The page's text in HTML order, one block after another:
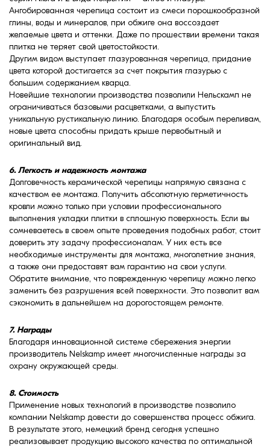
Ангобированная черепица состоит из смеси порошкообразной
глины, воды и минералов, при обжиге она воссоздает
желаемые цвета и оттенки. Даже по прошествии времени такая
плитка не теряет свой цветостойкости.
Другим видом выступает глазурованная черепица, придание
цвета которой достигается за счет покрытия глазурью с
большим содержанием кварца.
Новейшие технологии производства позволили Нельскамп не
ограничиваться базовыми расцветками, а выпустить
уникальную рустикальную линию. Благодаря особым переливам,
новые цвета способны придать крыше первобытный и
оригинальный вид.
6. Легкость и надежность монтажа
Долговечность керамической черепицы напрямую связана с
качеством ее монтажа. Получить абсолютную герметичность
кровли можно только при условии профессионального
выполнения укладки плитки в сплошную поверхность. Если вы
сомневаетесь в своем опыте проведения подобных работ, стоит
доверить эту задачу профессионалам. У них есть все
необходимые инструменты для монтажа, многолетние знания,
а также они предоставят вам гарантию на свои услуги.
Обратите внимание, что поврежденную черепицу можно легко
заменить без разрушения всей поверхности. Это позволит вам
сэкономить в дальнейшем на дорогостоящем ремонте.
7. Награды
Благодаря инновационной системе сбережения энергии
производитель Nelskamp имеет многочисленные награды за
охрану окружающей среды.
8. Стоимость
Применение новых технологий в производстве позволило
компании Nelskamp довести до совершенства процесс обжига.
В результате этого, немецкий бренд сегодня успешно
реализовывает продукцию высокого качества по оптимальной